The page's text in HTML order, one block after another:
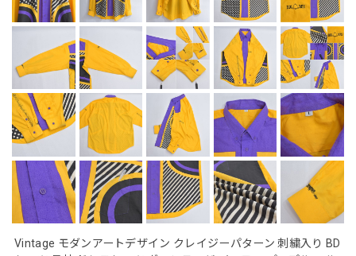
Vintage モダンアートデザイン クレイジーパターン 刺繍入り BD